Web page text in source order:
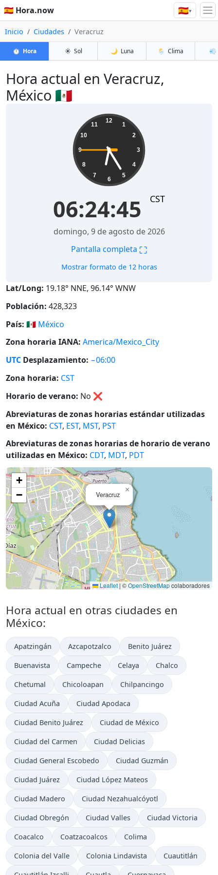
🇪🇸 Hora.now 🇪🇸▾
Inicio Ciudades Veracruz
⏱️ Hora ☀️ Sol 🌙 Luna 🌦️ Clima 💨
Hora actual en Veracruz,
México 🇲🇽
12
1
2
3
4
5
6
7
8
9
10
11
06:24:45 CST
domingo, 9 de agosto de 2026
Pantalla completa ⛶
Mostrar formato de 12 horas
Lat/Long: 19.18° NNE, 96.14° WNW
Población: 428,323
País: 🇲🇽 México
Zona horaria IANA: America/Mexico_City
UTC Desplazamiento: −06:00
Zona horaria: CST
Horario de verano: No ❌
Abreviaturas de zonas horarias estándar utilizadas
en México: CST, EST, MST, PST
Abreviaturas de zonas horarias de horario de verano
utilizadas en México: CDT, MDT, PDT
Veracruz
×
+
−
Leaflet | ©OpenStreetMapcolaboradores
Hora actual en otras ciudades en
México:
Apatzingán Azcapotzalco Benito Juárez
Buenavista Campeche Celaya Chalco
Chetumal Chicoloapan Chilpancingo
Ciudad Acuña Ciudad Apodaca
Ciudad Benito Juárez Ciudad de México
Ciudad del Carmen Ciudad Delicias
Ciudad General Escobedo Ciudad Guzmán
Ciudad Juárez Ciudad López Mateos
Ciudad Madero Ciudad Nezahualcóyotl
Ciudad Obregón Ciudad Valles Ciudad Victoria
Coacalco Coatzacoalcos Colima
Colonia del Valle Colonia Lindavista Cuautitlán